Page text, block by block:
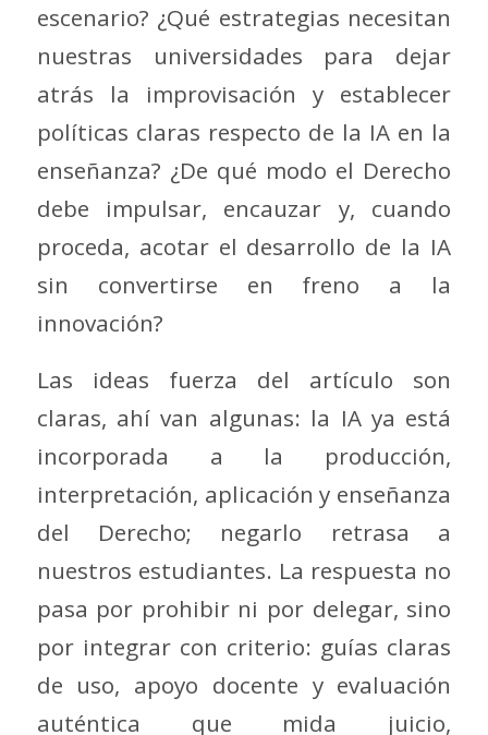
escenario? ¿Qué estrategias necesitan
nuestras universidades para dejar
atrás la improvisación y establecer
políticas claras respecto de la IA en la
enseñanza? ¿De qué modo el Derecho
debe impulsar, encauzar y, cuando
proceda, acotar el desarrollo de la IA
sin convertirse en freno a la
innovación?
Las ideas fuerza del artículo son
claras, ahí van algunas: la IA ya está
incorporada a la producción,
interpretación, aplicación y enseñanza
del Derecho; negarlo retrasa a
nuestros estudiantes. La respuesta no
pasa por prohibir ni por delegar, sino
por integrar con criterio: guías claras
de uso, apoyo docente y evaluación
auténtica que mida juicio,